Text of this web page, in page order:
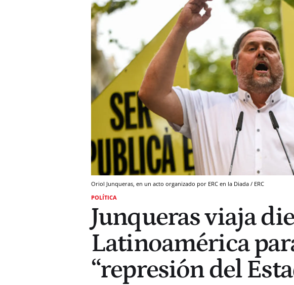
Oriol Junqueras, en un acto organizado por ERC en la Diada / ERC
POLÍTICA
Junqueras viaja
Latinoamérica
“represión del